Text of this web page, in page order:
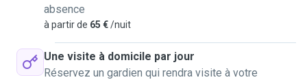
absence
à partir de 65 €/nuit
Une visite à domicile par jour
Réservez un gardien qui rendra visite à votre